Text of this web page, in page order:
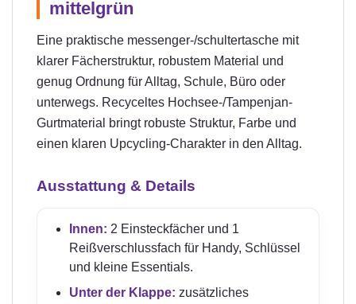
mittelgrün
Eine praktische messenger-/schultertasche mit
klarer Fächerstruktur, robustem Material und
genug Ordnung für Alltag, Schule, Büro oder
unterwegs. Recyceltes Hochsee-/Tampenjan-
Gurtmaterial bringt robuste Struktur, Farbe und
einen klaren Upcycling-Charakter in den Alltag.
Ausstattung & Details
Innen: 2 Einsteckfächer und 1
Reißverschlussfach für Handy, Schlüssel
und kleine Essentials.
Unter der Klappe: zusätzliches